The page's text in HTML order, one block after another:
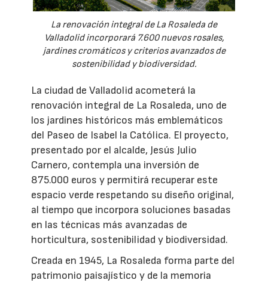
La renovación integral de La Rosaleda de
Valladolid incorporará 7.600 nuevos rosales,
jardines cromáticos y criterios avanzados de
sostenibilidad y biodiversidad.
La ciudad de Valladolid acometerá la
renovación integral de La Rosaleda, uno de
los jardines históricos más emblemáticos
del Paseo de Isabel la Católica. El proyecto,
presentado por el alcalde, Jesús Julio
Carnero, contempla una inversión de
875.000 euros y permitirá recuperar este
espacio verde respetando su diseño original,
al tiempo que incorpora soluciones basadas
en las técnicas más avanzadas de
horticultura, sostenibilidad y biodiversidad.
Creada en 1945, La Rosaleda forma parte del
patrimonio paisajístico y de la memoria